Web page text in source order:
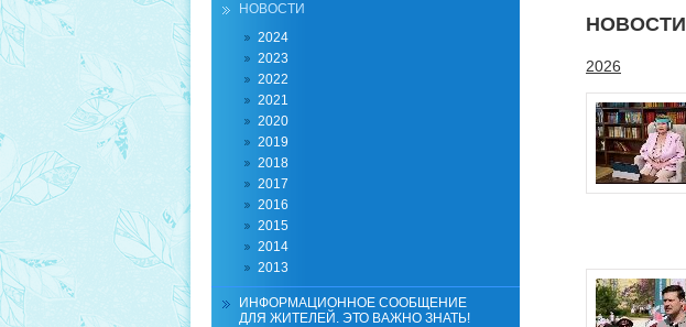
НОВОСТИ
2026
НОВОСТИ
2024
2023
2022
2021
2020
2019
2018
2017
2016
2015
2014
2013
ИНФОРМАЦИОННОЕ СООБЩЕНИЕ
ДЛЯ ЖИТЕЛЕЙ. ЭТО ВАЖНО ЗНАТЬ!